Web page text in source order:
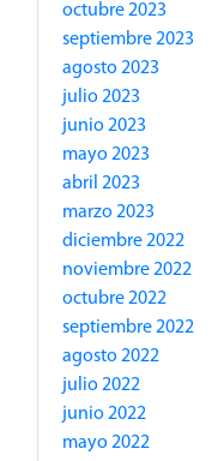
octubre 2023
septiembre 2023
agosto 2023
julio 2023
junio 2023
mayo 2023
abril 2023
marzo 2023
diciembre 2022
noviembre 2022
octubre 2022
septiembre 2022
agosto 2022
julio 2022
junio 2022
mayo 2022